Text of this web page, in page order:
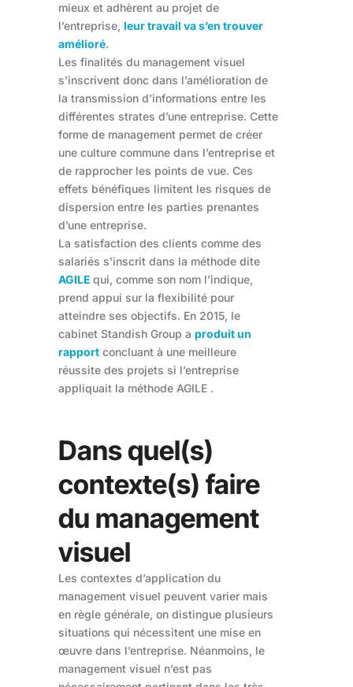
mieux et adhèrent au projet de
l’entreprise, leur travail va s’en trouver
amélioré.
Les finalités du management visuel
s’inscrivent donc dans l’amélioration de
la transmission d’informations entre les
différentes strates d’une entreprise. Cette
forme de management permet de créer
une culture commune dans l’entreprise et
de rapprocher les points de vue. Ces
effets bénéfiques limitent les risques de
dispersion entre les parties prenantes
d’une entreprise.
La satisfaction des clients comme des
salariés s’inscrit dans la méthode dite
AGILE qui, comme son nom l’indique,
prend appui sur la flexibilité pour
atteindre ses objectifs. En 2015, le
cabinet Standish Group a produit un
rapport concluant à une meilleure
réussite des projets si l’entreprise
appliquait la méthode AGILE .
Dans quel(s)
contexte(s) faire
du management
visuel
Les contextes d’application du
management visuel peuvent varier mais
en règle générale, on distingue plusieurs
situations qui nécessitent une mise en
œuvre dans l’entreprise. Néanmoins, le
management visuel n’est pas